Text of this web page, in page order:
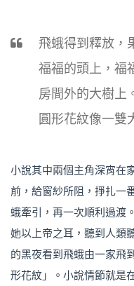
飛蛾得到釋放，
福福的頭上，福
房間外的大樹上
圓形花紋像一雙
小說其中兩個主角深宵在
前，給窗紗所阻，掙扎一
蛾牽引，再一次順利過渡
她以上帝之耳，聽到人類
的黑夜看到飛蛾由一家飛
形花紋」。小說情節就是